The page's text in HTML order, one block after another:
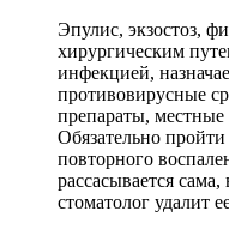
Эпулис, экзостоз,
хирургическим
инфекцией,
противовирусные
препараты, местные
Обязательно
повторного
рассасывается
стоматолог удалит